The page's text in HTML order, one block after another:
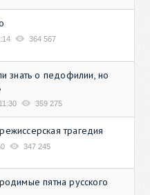
364 567
знать о педофилии, но
11:30 359 275
трагедия
347 245
пятна русского